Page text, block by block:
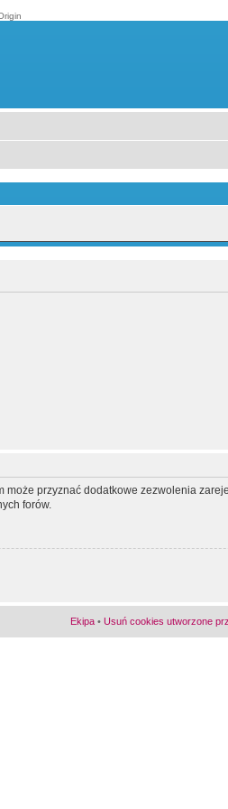
przyznać dodatkowe zezwolenia
forów.
Ekipa • Usuń cookies utworzone